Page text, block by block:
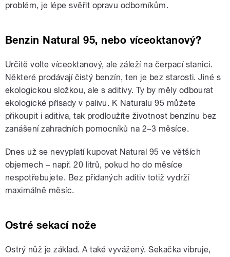
problém, je lépe svěřit opravu odborníkům.
Benzin Natural 95, nebo víceoktanový?
Určitě volte víceoktanový, ale záleží na čerpací stanici.
Některé prodávají čistý benzín, ten je bez starosti. Jiné s
ekologickou složkou, ale s aditivy. Ty by měly odbourat
ekologické přísady v palivu. K Naturalu 95 můžete
přikoupit i aditiva, tak prodloužíte životnost benzínu bez
zanášení zahradních pomocníků na 2–3 měsíce.
Dnes už se nevyplatí kupovat Natural 95 ve větších
objemech – např. 20 litrů, pokud ho do měsíce
nespotřebujete. Bez přidaných aditiv totiž vydrží
maximálně měsíc.
Ostré sekací nože
Ostrý nůž je základ. A také vyvážený. Sekačka vibruje,